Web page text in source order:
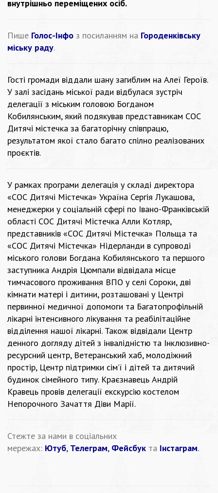
внутрішньо переміщених осіб.
Пише Голос-Інфо з посиланням на Городенківську
міську раду.
Гості громади віддали шану загиблим на Алеї Героїв.
У залі засідань міської ради відбулася зустріч
делегації з міським головою Богданом
Кобилянським, який подякував представникам СОС
Дитячі містечка за багаторічну співпрацю,
результатом якої стало багато спілно реалізованих
проєктів.
У рамках програми делегація у складі директора
«СОС Дитячі Містечка» Україна Сергія Лукашова,
менеджерки у соціальній сфері по Івано-Франківській
області СОС Дитячі Містечка Алли Котляр,
представників «СОС Дитячі Містечка» Польща та
«СОС Дитячі Містечка» Нідерланди в супроводі
міського голови Богдана Кобилянського та першого
заступника Андрія Цюмпали відвідала місце
тимчасового проживання ВПО у селі Сороки, дві
кімнати матері і дитини, розташовані у Центрі
первинної медичної допомоги та Багатопрофільній
лікарні інтенсивного лікування та реабілітаційне
відділення нашої лікарні. Також відвідали Центр
денного догляду дітей з інвалідністю та Інклюзивно-
ресурсний центр, Ветеранський хаб, молодіжний
простір, Центр підтримки сім’ї і дітей та дитячий
будинок сімейного типу. Краєзнавець Андрій
Кравець провів делегації екскурсію костелом
Непорочного Зачаття Діви Марії.
Стежте за нами в соціальних
мережах: Ютуб, Телеграм, Фейсбук та Інстаграм.